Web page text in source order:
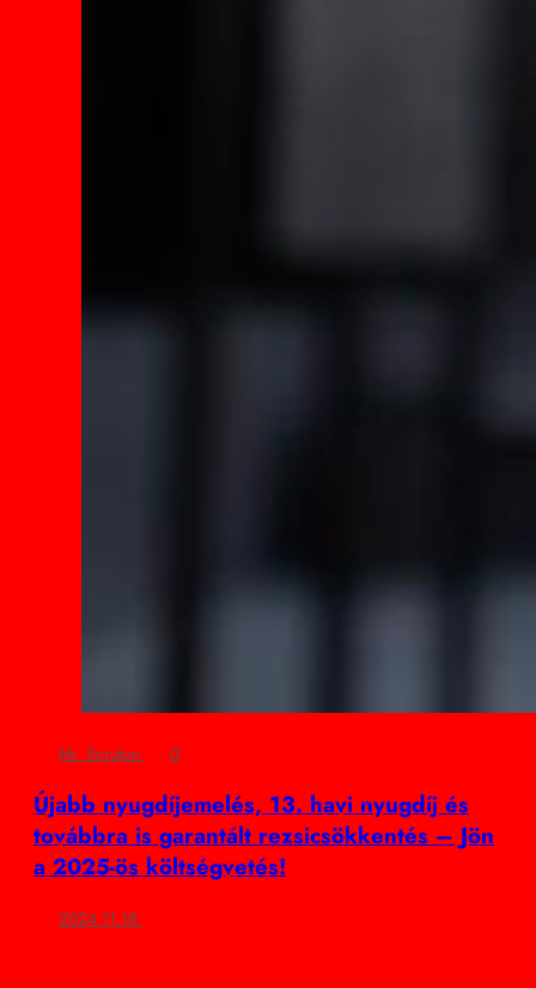
Mr. Scruton 0
Újabb nyugdíjemelés, 13. havi nyugdíj és
továbbra is garantált rezsicsökkentés – Jön
a 2025-ös költségvetés!
2024.11.18.